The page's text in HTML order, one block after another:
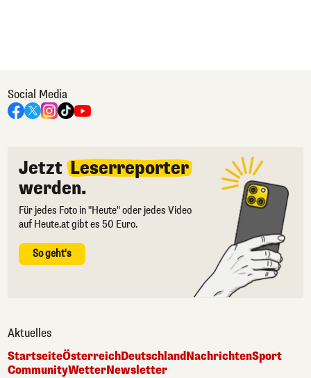
Social Media
Jetzt Leserreporter
werden.
Für jedes Foto in "Heute" oder jedes Video
auf Heute.at gibt es 50 Euro.
So geht's
Aktuelles
StartseiteÖsterreichDeutschlandNachrichtenSport
CommunityWetterNewsletter